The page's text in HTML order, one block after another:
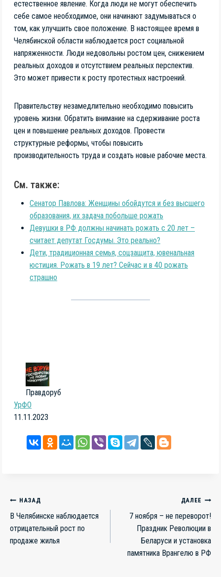
естественное явление. Когда люди не могут обеспечить
себе самое необходимое, они начинают задумываться о
том, как улучшить свое положение. В настоящее время в
Челябинской области наблюдается рост социальной
напряженности. Люди недовольны ростом цен, снижением
реальных доходов и отсутствием реальных перспектив.
Это может привести к росту протестных настроений.
Правительству незамедлительно необходимо повысить
уровень жизни. Обратить внимание на сдерживание роста
цен и повышение реальных доходов. Провести
структурные реформы, чтобы повысить
производительность труда и создать новые рабочие места.
См. также:
Сенатор Павлова: Женщины обойдутся и без высшего
образования, их задача побольше рожать
Девушки в РФ должны начинать рожать с 20 лет –
считает депутат Госдумы. Это реально?
Дети, традиционная семья, соцзащита, ювенальная
юстиция. Рожать в 19 лет? Сейчас и в 40 рожать
страшно
Правдоруб
УрФО
11.11.2023
Навигация
по
записям
НАЗАД
В Челябинске наблюдается
отрицательный рост по
продаже жилья
ДАЛЕЕ
7 ноября – не переворот!
Праздник Революции в
Беларуси и установка
памятника Врангелю в РФ